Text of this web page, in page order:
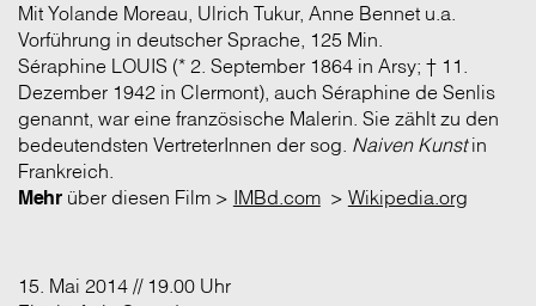
Mit Yolande Moreau, Ulrich Tukur, Anne Bennet u.a.
Vorführung in deutscher Sprache, 125 Min.
Séraphine LOUIS (* 2. September 1864 in Arsy; † 11.
Dezember 1942 in Clermont), auch Séraphine de Senlis
genannt, war eine französische Malerin. Sie zählt zu den
bedeutendsten VertreterInnen der sog. Naiven Kunstin
Frankreich.
Mehrüber diesen Film > IMBd.com> Wikipedia.org
15. Mai 2014 // 19.00 Uhr